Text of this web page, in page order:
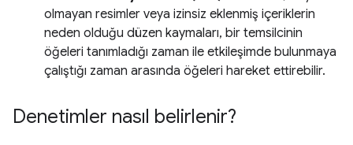
olmayan resimler veya izinsiz eklenmiş içeriklerin
neden olduğu düzen kaymaları, bir temsilcinin
öğeleri tanımladığı zaman ile etkileşimde bulunmaya
çalıştığı zaman arasında öğeleri hareket ettirebilir.
Denetimler nasıl belirlenir?